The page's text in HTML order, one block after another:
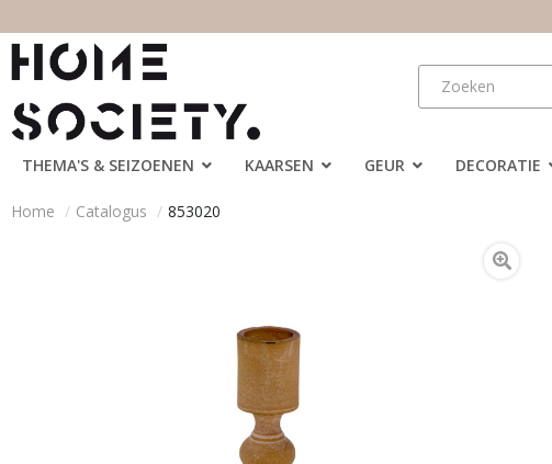
THEMA'S & SEIZOENEN KAARSEN GEUR DECORATIE
Home Catalogus 853020